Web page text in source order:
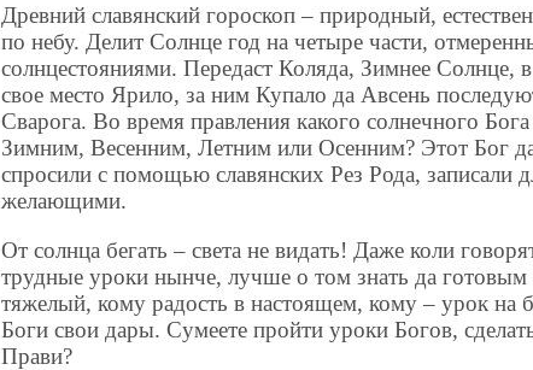
Древний славянский гороскоп – природный,
по небу. Делит Солнце год на четыре части,
солнцестояниями. Передаст Коляда, Зимнее Солнце,
свое место Ярило, за ним Купало да Авсень
Сварога. Во время правления какого солнечного
Зимним, Весенним, Летним или Осенним? Этот Бог
спросили с помощью славянских Рез Рода, записали
желающими.
От солнца бегать – света не видать! Даже коли
трудные уроки нынче, лучше о том знать да
тяжелый, кому радость в настоящем, кому – урок на
Боги свои дары. Сумеете пройти уроки Богов,
Прави?